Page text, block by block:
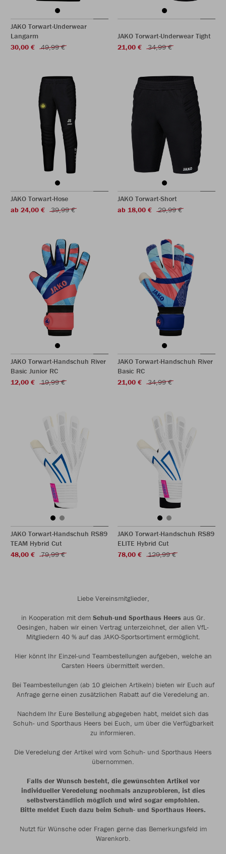
JAKO Torwart-Underwear
Langarm
30,00 €
49,99 €
JAKO Torwart-Underwear Tight
21,00 €
34,99 €
JAKO Torwart-Hose
ab 24,00 €
39,99 €
JAKO Torwart-Short
ab 18,00 €
29,99 €
JAKO Torwart-Handschuh River
Basic Junior RC
12,00 €
19,99 €
JAKO Torwart-Handschuh River
Basic RC
21,00 €
34,99 €
JAKO Torwart-Handschuh RS89
TEAM Hybrid Cut
48,00 €
79,99 €
JAKO Torwart-Handschuh RS89
ELITE Hybrid Cut
78,00 €
129,99 €
Liebe Vereinsmitglieder,
in Kooperation mit dem Schuh-und Sporthaus Heersaus Gr.
Oesingen, haben wir einen Vertrag unterzeichnet, der allen VfL-
Mitgliedern 40 % auf das JAKO-Sportsortiment ermöglicht.
Hier könnt Ihr Einzel-und Teambestellungen aufgeben, welche an
Carsten Heers übermittelt werden.
Bei Teambestellungen (ab 10 gleichen Artikeln) bieten wir Euch auf
Anfrage gerne einen zusätzlichen Rabatt auf die Veredelung an.
Nachdem Ihr Eure Bestellung abgegeben habt, meldet sich das
Schuh- und Sporthaus Heers bei Euch, um über die Verfügbarkeit
zu informieren.
Die Veredelung der Artikel wird vom Schuh- und Sporthaus Heers
übernommen.
Falls der Wunsch besteht, die gewünschten Artikel vor
individueller Veredelung nochmals anzuprobieren, ist dies
selbstverständlich möglich und wird sogar empfohlen.
Bitte meldet Euch dazu beim Schuh- und Sporthaus Heers.
Nutzt für Wünsche oder Fragen gerne das Bemerkungsfeld im
Warenkorb.